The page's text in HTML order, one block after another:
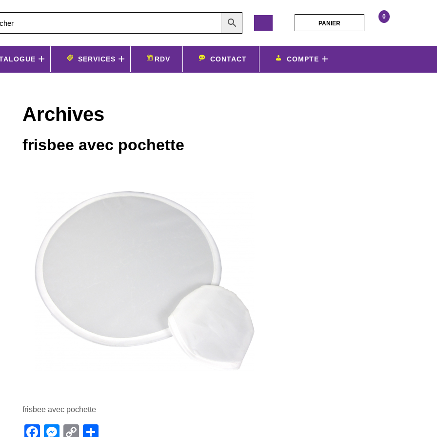
avec
pochette
0
PANIER
SERVICES RDV CONTACT COMPTE
Archives
frisbee avec pochette
frisbee avec pochette
F
M
C